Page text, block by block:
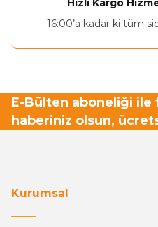
Hızlı Kargo
16:00’a kadar ki tüm
E-Bülten aboneliği ile
haberiniz olsun,
Kurumsal